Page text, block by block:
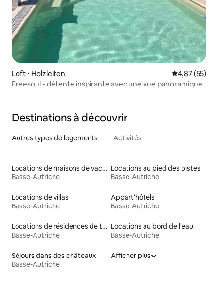
Loft ⋅ Holzleiten Évaluation
4,87 (55)
Freesoul - détente inspirante avec une vue panoramique
Destinations à découvrir
Autres types de logements Activités
Locations de maisons de vacances
Basse-Autriche
Locations au pied des pistes
Basse-Autriche
Locations de villas
Basse-Autriche
Appart'hôtels
Basse-Autriche
Locations de résidences de tourisme
Basse-Autriche
Locations au bord de l'eau
Basse-Autriche
Séjours dans des châteaux
Basse-Autriche
Afficher plus